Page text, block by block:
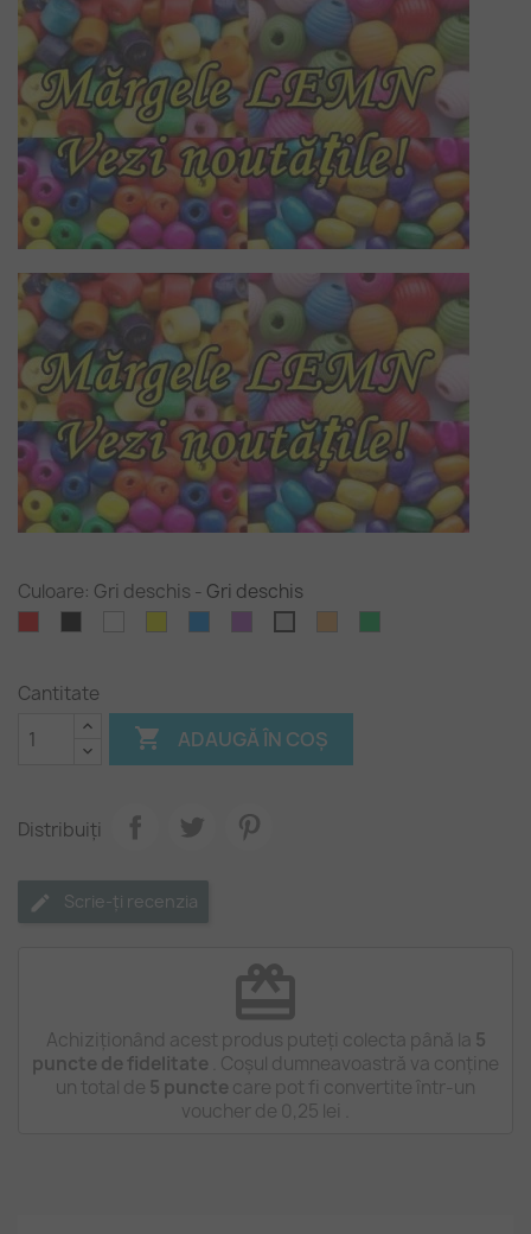
Culoare: Gri deschis - Gri deschis
Cantitate
 ADAUGĂ ÎN COȘ
Distribuiți
Scrie-ți recenzia
redeem
Achiziționând acest produs puteți colecta până la 5
puncte de fidelitate . Coșul dumneavoastră va conține
un total de 5 puncte care pot fi convertite într-un
voucher de 0,25 lei